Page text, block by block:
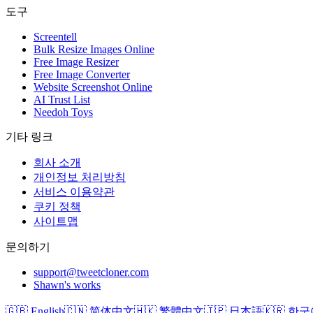
도구
Screentell
Bulk Resize Images Online
Free Image Resizer
Free Image Converter
Website Screenshot Online
AI Trust List
Needoh Toys
기타 링크
회사 소개
개인정보 처리방침
서비스 이용약관
쿠키 정책
사이트맵
문의하기
support@tweetcloner.com
Shawn's works